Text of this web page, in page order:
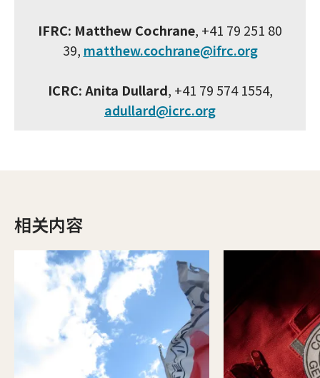
IFRC: Matthew Cochrane, +41 79 251 80
39, matthew.cochrane@ifrc.org
ICRC: Anita Dullard, +41 79 574 1554,
adullard@icrc.org
相关内容